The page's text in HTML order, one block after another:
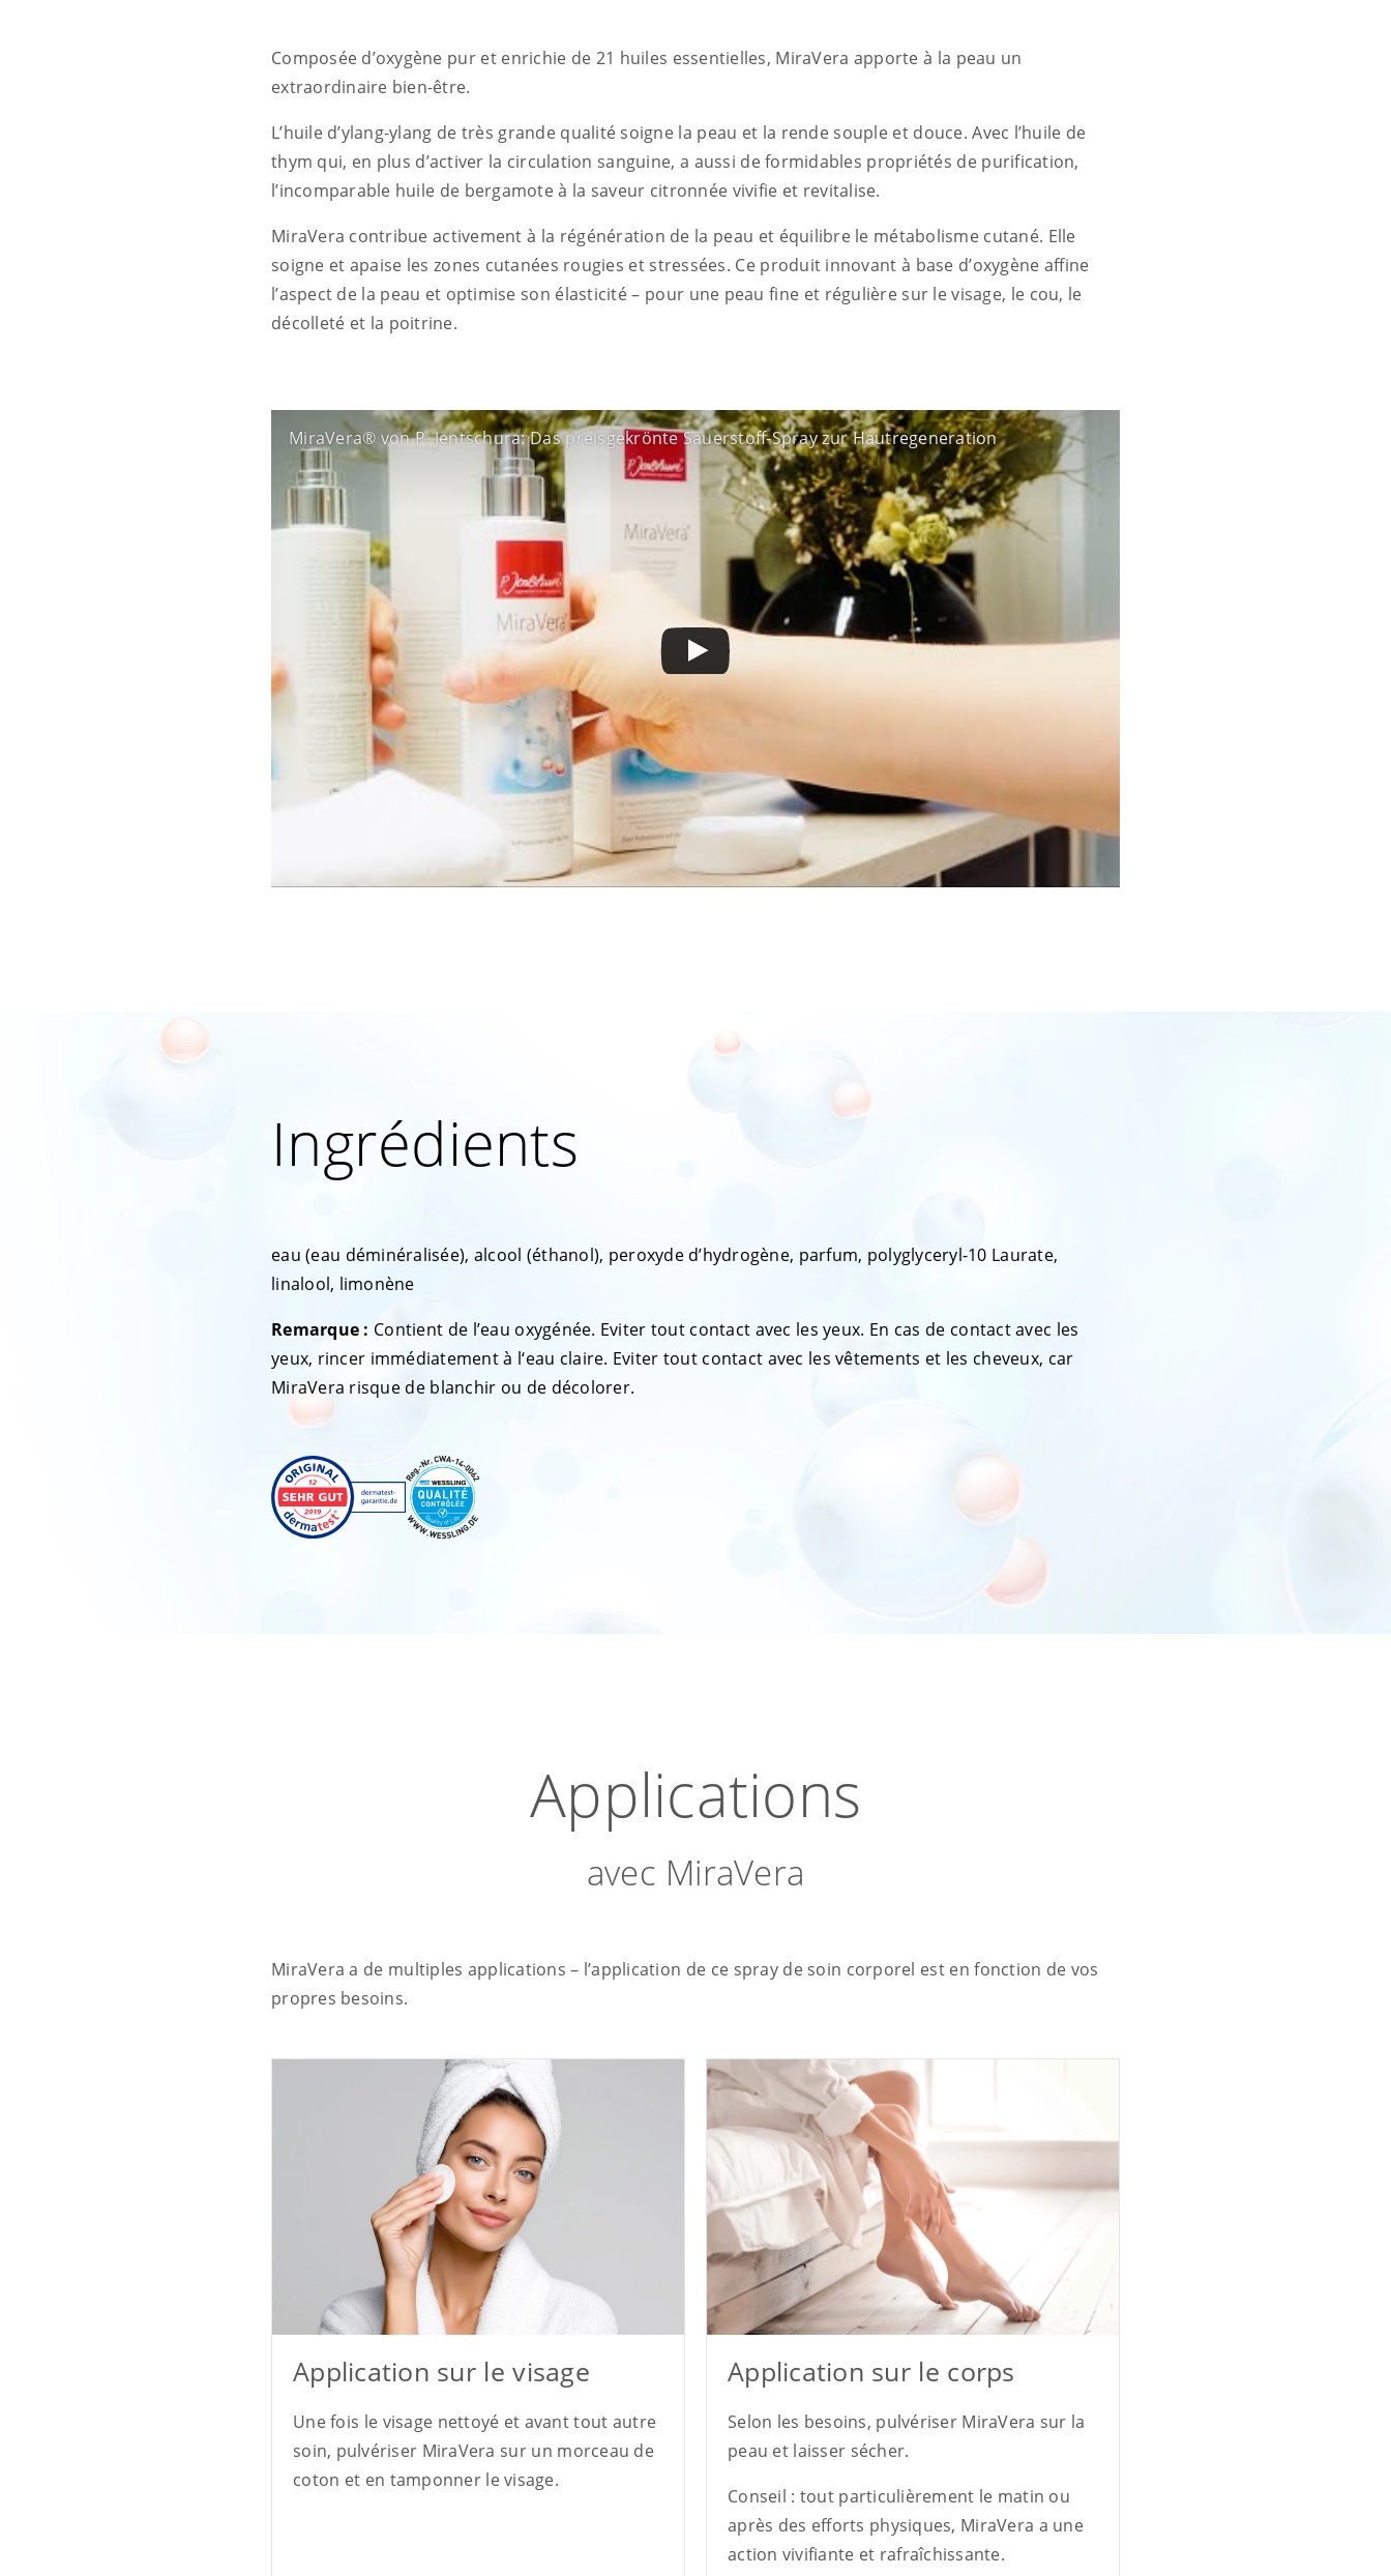
Composée d’oxygène pur et enrichie de 21 huiles essentielles, MiraVera apporte à la peau un
extraordinaire bien-être.
L’huile d’ylang-ylang de très grande qualité soigne la peau et la rende souple et douce. Avec l’huile de
thym qui, en plus d’activer la circulation sanguine, a aussi de formidables propriétés de purification,
l’incomparable huile de bergamote à la saveur citronnée vivifie et revitalise.
MiraVera contribue activement à la régénération de la peau et équilibre le métabolisme cutané. Elle
soigne et apaise les zones cutanées rougies et stressées. Ce produit innovant à base d’oxygène affine
l’aspect de la peau et optimise son élasticité – pour une peau fine et régulière sur le visage, le cou, le
décolleté et la poitrine.
MiraVera® von P. Jentschura: Das preisgekrönte Sauerstoff-Spray zur Hautregeneration
Ingrédients
eau (eau déminéralisée), alcool (éthanol), peroxyde d’hydrogène, parfum, polyglyceryl-10 Laurate,
linalool, limonène
Remarque : Contient de l’eau oxygénée. Eviter tout contact avec les yeux. En cas de contact avec les
yeux, rincer immédiatement à l‘eau claire. Eviter tout contact avec les vêtements et les cheveux, car
MiraVera risque de blanchir ou de décolorer.
Applications
avec MiraVera
MiraVera a de multiples applications – l’application de ce spray de soin corporel est en fonction de vos
propres besoins.
Application sur le visage
Une fois le visage nettoyé et avant tout autre
soin, pulvériser MiraVera sur un morceau de
coton et en tamponner le visage.
Application sur le corps
Selon les besoins, pulvériser MiraVera sur la
peau et laisser sécher.
Conseil : tout particulièrement le matin ou
après des efforts physiques, MiraVera a une
action vivifiante et rafraîchissante.